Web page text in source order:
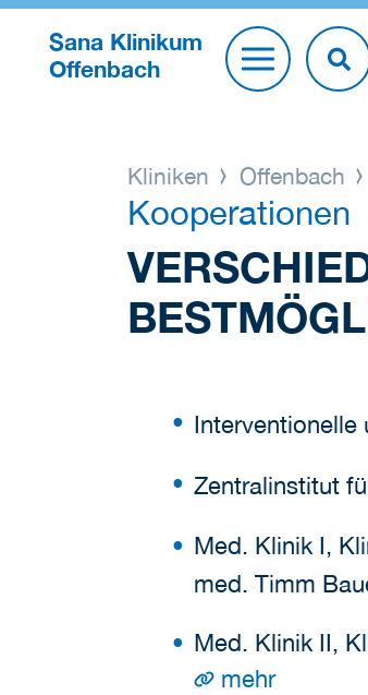
Sana Klinikum
Offenbach
Kliniken Offenbach
Kooperationen
Interventionelle
Zentralinstitut
Med. Klinik I,
med. Timm
Med. Klinik II,
mehr